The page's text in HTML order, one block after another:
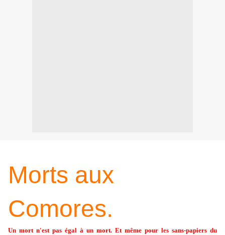
Morts aux
Comores.
Un mort n'est pas égal à un mort. Et même pour les sans-papiers du